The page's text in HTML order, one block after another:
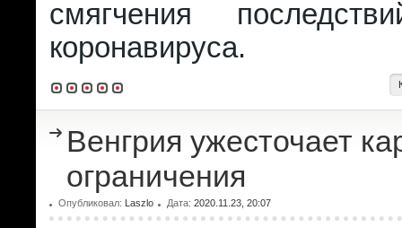
смягчения
коронавируса.
Венгрия ужесточает
ограничения
Опубликовал: Laszlo Дата: 2020.11.23, 20:07